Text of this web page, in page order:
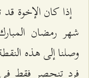
إذا كان الإخوة
شهر رمضان
وصلنا إلى هذه
فرد تنحصر فقط